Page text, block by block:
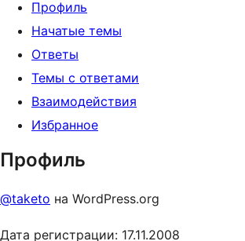
Профиль
Начатые темы
Ответы
Темы с ответами
Взаимодействия
Избранное
Профиль
@taketo на WordPress.org
Дата регистрации: 17.11.2008